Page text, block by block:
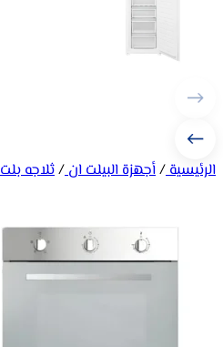
الرئيسية/أجهزة البيلت ان/ثلاجه